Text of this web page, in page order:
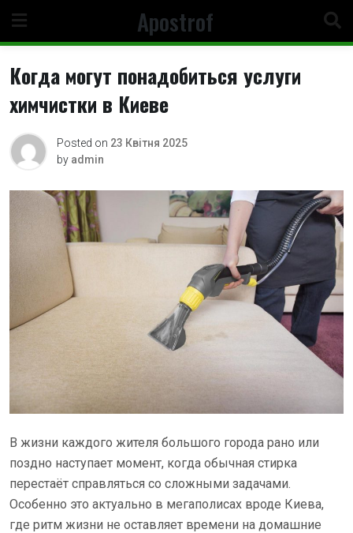
content
Apostrof
Когда могут понадобиться услуги
химчистки в Киеве
Posted on 23 Квітня 2025
by admin
В жизни каждого жителя большого города рано или
поздно наступает момент, когда обычная стирка
перестаёт справляться со сложными задачами.
Особенно это актуально в мегаполисах вроде Киева,
где ритм жизни не оставляет времени на домашние